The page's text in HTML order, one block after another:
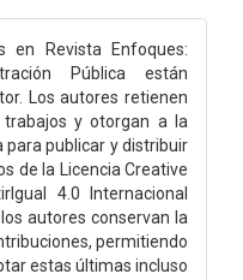
en Revista Enfoques:
Pública están
Los autores retienen
y otorgan a la
para publicar y distribuir
de la Licencia Creative
4.0 Internacional
autores conservan la
permitiendo
estas últimas incluso